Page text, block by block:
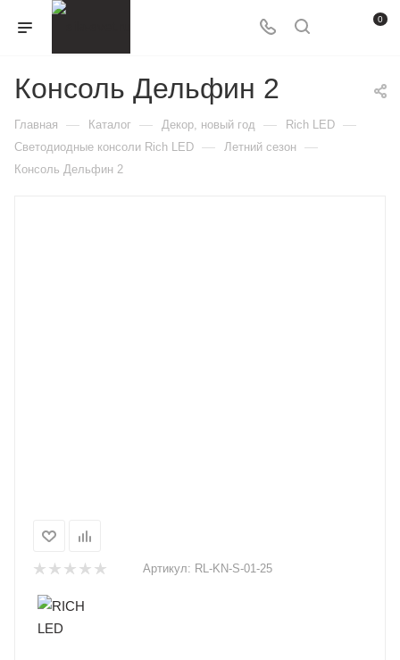
0
Консоль Дельфин 2
Главная — Каталог — Декор, новый год — Rich LED —
Светодиодные консоли Rich LED — Летний сезон —
Консоль Дельфин 2
Артикул: RL-KN-S-01-25